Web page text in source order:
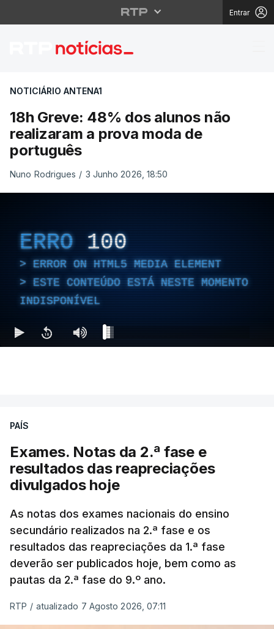
Entrar
18h Greve: 48% dos
NOTICIÁRIO ANTENA1
18h Greve: 48% dos alunos não
realizaram a prova moda de
português
Nuno Rodrigues / 3 Junho 2026, 18:50
ERRO 100
ERROR ON HTML5 MEDIA ELEMENT
ESTE CONTEÚDO ESTÁ NESTE MOMENTO
INDISPONÍVEL
PAÍS
Exames. Notas da 2.ª fase e
resultados das reapreciações
divulgados hoje
As notas dos exames nacionais do ensino
secundário realizados na 2.ª fase e os
resultados das reapreciações da 1.ª fase
deverão ser publicados hoje, bem como as
pautas da 2.ª fase do 9.º ano.
RTP / atualizado 7 Agosto 2026, 07:11